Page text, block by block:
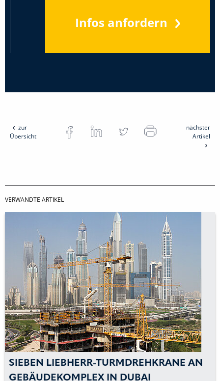
Infos anfordern
zur
Übersicht
nächster
Artikel
VERWANDTE ARTIKEL
SIEBEN LIEBHERR-TURMDREHKRANE AN
GEBÄUDEKOMPLEX IN DUBAI